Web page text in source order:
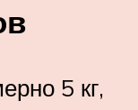
5 кг,